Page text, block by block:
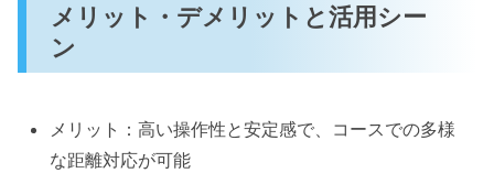
メリット・デメリットと活用シー
ン
メリット：高い操作性と安定感で、コースでの多様
な距離対応が可能